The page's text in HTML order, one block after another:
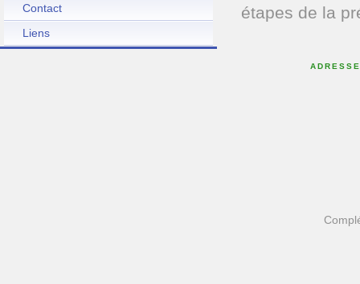
Contact
Liens
étapes de la